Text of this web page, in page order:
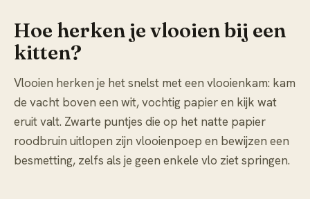
Hoe herken je vlooien bij een
kitten?
Vlooien herken je het snelst met een vlooienkam: kam
de vacht boven een wit, vochtig papier en kijk wat
eruit valt. Zwarte puntjes die op het natte papier
roodbruin uitlopen zijn vlooienpoep en bewijzen een
besmetting, zelfs als je geen enkele vlo ziet springen.